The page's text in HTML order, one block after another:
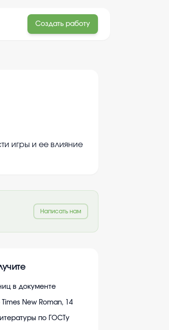
Создать работу
игры и ее влияние
Написать нам
в документе
New Roman, 14
по ГОСТу